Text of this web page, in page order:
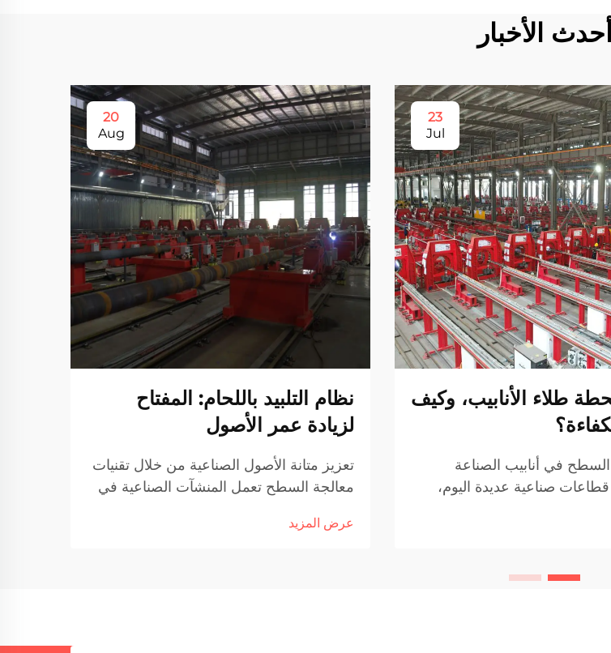
أحدث الأخبار
23
Jul
طلاء الأنابيب، وكيف
السطح في أنابيب الصناعة
صناعية عديدة اليوم،
المواد بكفاءة، بل أيضًا على
الشديدة. لمعالجة هذه
20
Aug
نظام التلبيد باللحام: المفتاح
لزيادة عمر الأصول
تعزيز متانة الأصول الصناعية من خلال تقنيات
معالجة السطح تعمل المنشآت الصناعية في
للتآكل والحرارة والقوى الجلّادة. تتعرض
عرض المزيد